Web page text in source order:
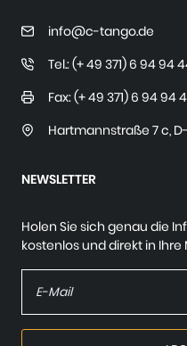
info@c-tango.de
Tel.: (+ 49 371) 6 94 94
Fax: (+ 49 371) 6 94 94
Hartmannstraße 7 c,
NEWSLETTER
Holen Sie sich genau die
kostenlos und direkt in Ihre